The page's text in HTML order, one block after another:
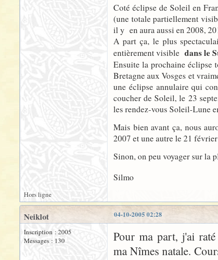
Coté éclipse de Soleil en
(une totale partiellement
il y en aura aussi en 2008,
A part ça, le plus
entièrement visible dans le
Ensuite la prochaine éclipse
Bretagne aux Vosges et
une éclipse annulaire qui
coucher de Soleil, le 23
les rendez-vous Soleil-Lune
Mais bien avant ça, nous
2007 et une autre le 21
Sinon, on peu voyager sur la
Silmo
Hors ligne
04-10-2005 02:28
Neiklot
Inscription : 2005
Messages : 130
Pour ma part, j'ai
ma Nîmes natale.